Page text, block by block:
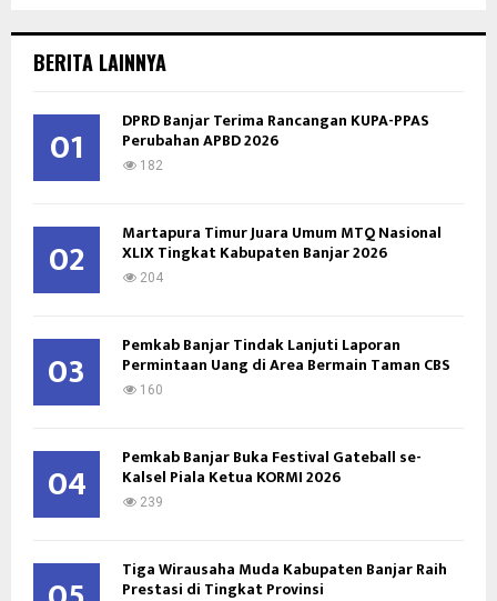
h
o
H
BERITA LAINNYA
01 DPRD Banjar Terima Rancangan KUPA-PPAS
Perubahan APBD 2026
182
02 Martapura Timur Juara Umum MTQ Nasional
XLIX Tingkat Kabupaten Banjar 2026
204
03 Pemkab Banjar Tindak Lanjuti Laporan
Permintaan Uang di Area Bermain Taman CBS
160
04 Pemkab Banjar Buka Festival Gateball se-
Kalsel Piala Ketua KORMI 2026
239
Tiga Wirausaha Muda Kabupaten Banjar Raih
Prestasi di Tingkat Provinsi